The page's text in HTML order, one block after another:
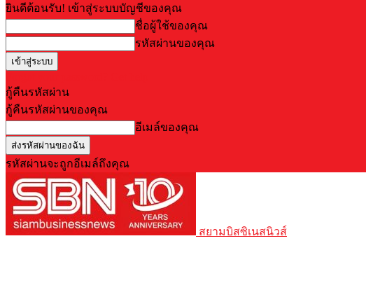
ยินดีต้อนรับ! เข้าสู่ระบบบัญชีของคุณ
ชื่อผู้ใช้ของคุณ
รหัสผ่านของคุณ
กู้คืนรหัสผ่าน
กู้คืนรหัสผ่านของคุณ
อีเมล์ของคุณ
รหัสผ่านจะถูกอีเมล์ถึงคุณ
สยามบิสซิเนสนิวส์